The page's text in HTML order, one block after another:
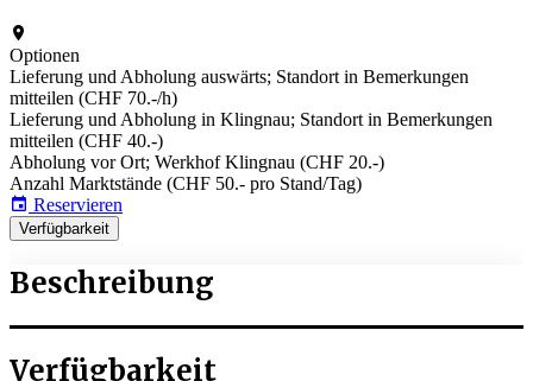
Optionen
Lieferung und Abholung auswärts; Standort in Bemerkungen
mitteilen (CHF 70.-/h)
Lieferung und Abholung in Klingnau; Standort in Bemerkungen
mitteilen (CHF 40.-)
Abholung vor Ort; Werkhof Klingnau (CHF 20.-)
Anzahl Marktstände (CHF 50.- pro Stand/Tag)
Reservieren
Verfügbarkeit
Beschreibung
Verfügbarkeit